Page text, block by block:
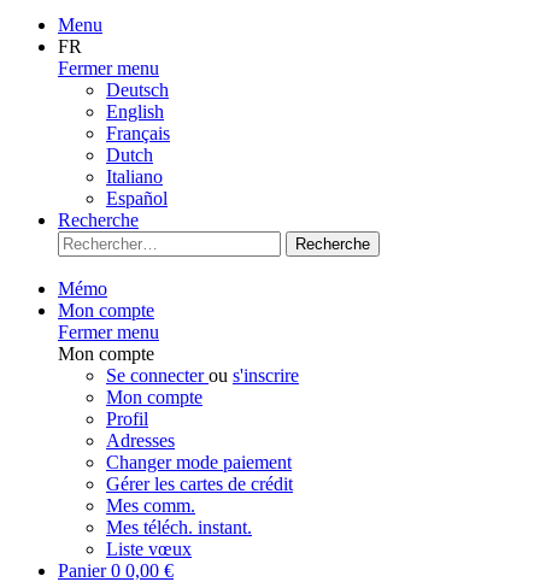
Menu
FR
Fermer menu
Deutsch
English
Français
Dutch
Italiano
Español
Recherche
Recherche
Mémo
Mon compte
Fermer menu
Mon compte
Se connecterou s'inscrire
Mon compte
Profil
Adresses
Changer mode paiement
Gérer les cartes de crédit
Mes comm.
Mes téléch. instant.
Liste vœux
Panier0 0,00 €